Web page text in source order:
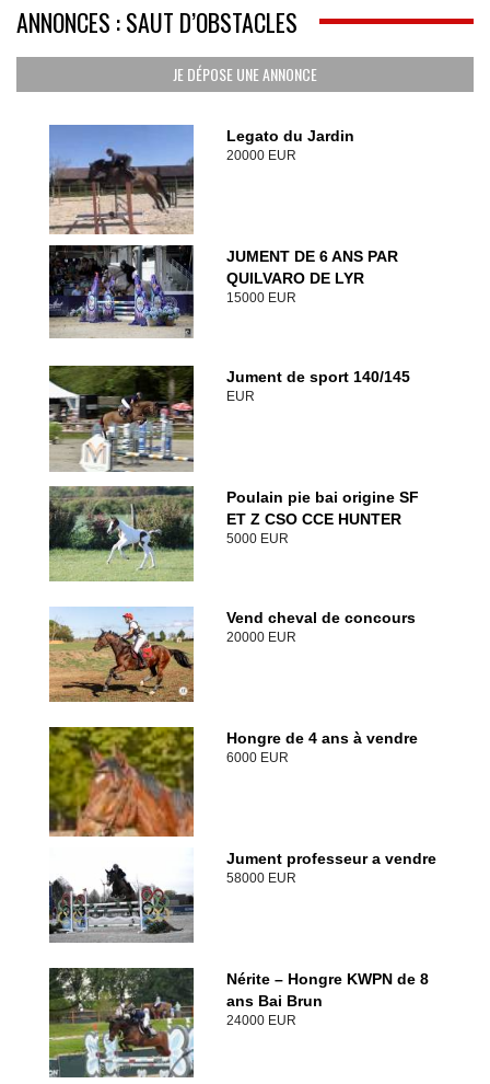
ANNONCES : SAUT D’OBSTACLES
JE DÉPOSE UNE ANNONCE
Legato du Jardin
20000 EUR
JUMENT DE 6 ANS PAR
QUILVARO DE LYR
15000 EUR
Jument de sport 140/145
EUR
Poulain pie bai origine SF
ET Z CSO CCE HUNTER
5000 EUR
Vend cheval de concours
20000 EUR
Hongre de 4 ans à vendre
6000 EUR
Jument professeur a vendre
58000 EUR
Nérite – Hongre KWPN de 8
ans Bai Brun
24000 EUR